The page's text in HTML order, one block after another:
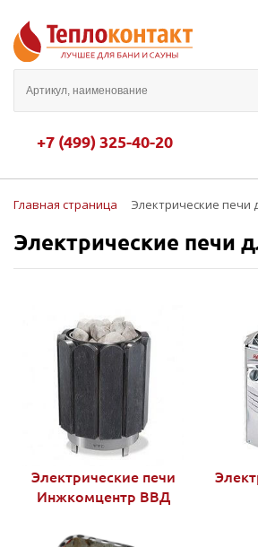
+7 (499) 325-40-20
Главная страница Электрические печи
Электрические печи
Электрические печи
Инжкомцентр ВВД